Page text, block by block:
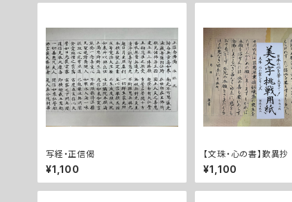
写経・正信偈
¥1,100
【文珠・心の書】歎異抄
¥1,100